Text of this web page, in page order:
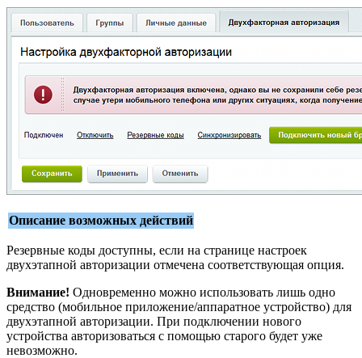
Описание возможных действий
Резервные коды доступны, если на странице настроек
двухэтапной авторизации отмечена соответствующая опция.
Внимание! Одновременно можно использовать лишь одно
средство (мобильное приложение/аппаратное устройство) для
двухэтапной авторизации. При подключении нового
устройства авторизоваться с помощью старого будет уже
невозможно.